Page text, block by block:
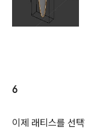
6
이제 래티스를 선